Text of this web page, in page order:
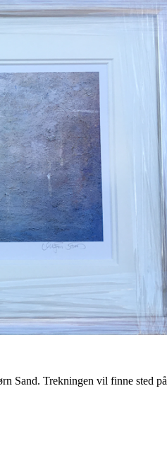
Sand. Trekningen vil finne sted på